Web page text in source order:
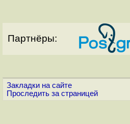
Партнёры:
Закладки на сайте
Проследить за страницей